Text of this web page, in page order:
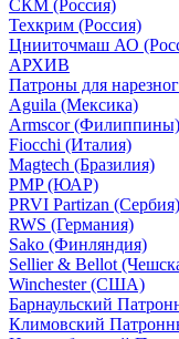
СКМ (Россия)
Техкрим (Россия)
Цнииточмаш АО
АРХИВ
Патроны для
Aguila (Мексика)
Armscor (Филиппины)
Fiocchi (Италия)
Magtech (Бразилия)
PMP (ЮАР)
PRVI Partizan (Сербия)
RWS (Германия)
Sako (Финляндия)
Sellier & Bellot
Winchester (США)
Барнаульский
Климовский